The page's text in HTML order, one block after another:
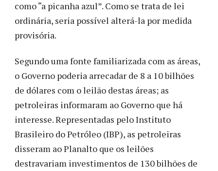
como “a picanha azul”. Como se trata de lei
ordinária, seria possível alterá-la por medida
provisória.
Segundo uma fonte familiarizada com as áreas,
o Governo poderia arrecadar de 8 a 10 bilhões
de dólares com o leilão destas áreas; as
petroleiras informaram ao Governo que há
interesse. Representadas pelo Instituto
Brasileiro do Petróleo (IBP), as petroleiras
disseram ao Planalto que os leilões
destravariam investimentos de 130 bilhões de